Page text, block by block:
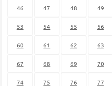
46 47 48 49
53 54 55 56
60 61 62 63
67 68 69 70
74 75 76 77